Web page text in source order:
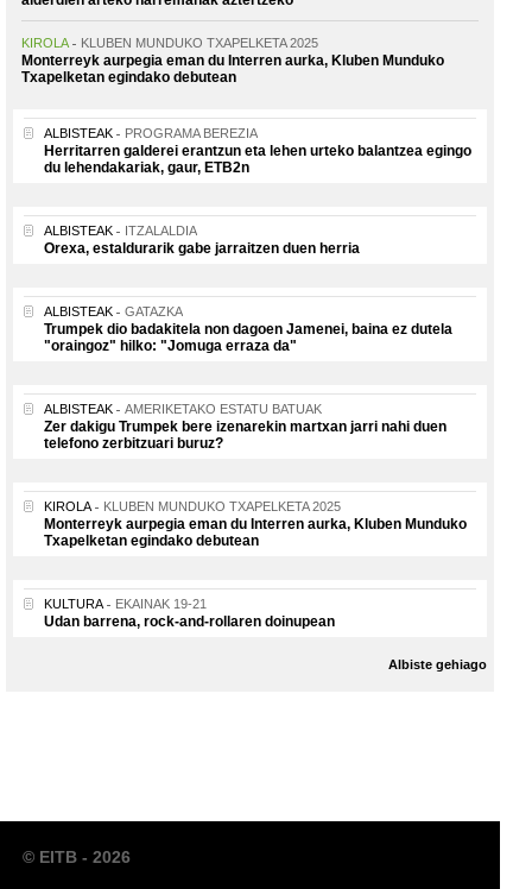
KIROLA KLUBEN MUNDUKO TXAPELKETA 2025
Monterreyk aurpegia eman du Interren aurka, Kluben Munduko
Txapelketan egindako debutean
ALBISTEAK PROGRAMA BEREZIA
Herritarren galderei erantzun eta lehen urteko balantzea egingo
du lehendakariak, gaur, ETB2n
ALBISTEAK ITZALALDIA
Orexa, estaldurarik gabe jarraitzen duen herria
ALBISTEAK GATAZKA
Trumpek dio badakitela non dagoen Jamenei, baina ez dutela
"oraingoz" hilko: "Jomuga erraza da"
ALBISTEAK AMERIKETAKO ESTATU BATUAK
Zer dakigu Trumpek bere izenarekin martxan jarri nahi duen
telefono zerbitzuari buruz?
KIROLA KLUBEN MUNDUKO TXAPELKETA 2025
Monterreyk aurpegia eman du Interren aurka, Kluben Munduko
Txapelketan egindako debutean
KULTURA EKAINAK 19-21
Udan barrena, rock-and-rollaren doinupean
Albiste gehiago
© EITB - 2026